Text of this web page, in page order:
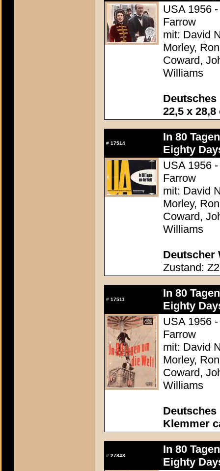
USA 1956
Farrow
mit: David
Morley,
Coward,
Williams
22,5 x 28,8
# 17514
In 80
Eighty
USA 1956
Farrow
mit: David
Morley,
Coward,
Williams
Deutscher
Zustand: Z2
# 17511
In 80
Eighty
USA 1956
Farrow
mit: David
Morley,
Coward,
Williams
Klemmer
# 27843
In 80
Eighty